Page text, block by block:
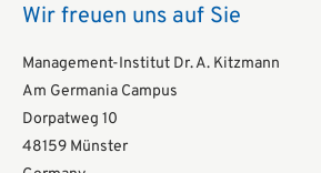
Wir freuen uns auf Sie
Management-Institut Dr. A. Kitzmann
Am Germania Campus
Dorpatweg 10
48159 Münster